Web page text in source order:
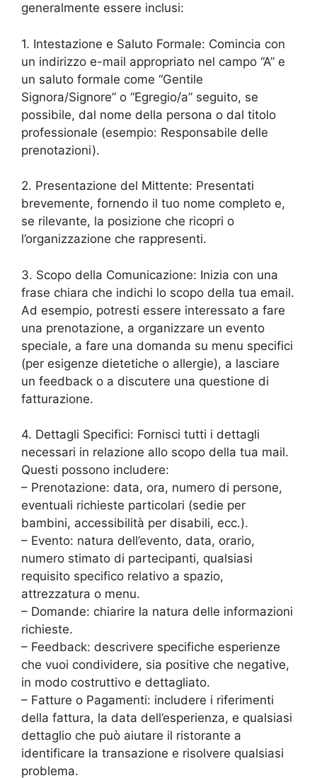
generalmente essere inclusi:
1. Intestazione e Saluto Formale: Comincia con
un indirizzo e-mail appropriato nel campo “A” e
un saluto formale come “Gentile
Signora/Signore” o “Egregio/a” seguito, se
possibile, dal nome della persona o dal titolo
professionale (esempio: Responsabile delle
prenotazioni).
2. Presentazione del Mittente: Presentati
brevemente, fornendo il tuo nome completo e,
se rilevante, la posizione che ricopri o
l’organizzazione che rappresenti.
3. Scopo della Comunicazione: Inizia con una
frase chiara che indichi lo scopo della tua email.
Ad esempio, potresti essere interessato a fare
una prenotazione, a organizzare un evento
speciale, a fare una domanda su menu specifici
(per esigenze dietetiche o allergie), a lasciare
un feedback o a discutere una questione di
fatturazione.
4. Dettagli Specifici: Fornisci tutti i dettagli
necessari in relazione allo scopo della tua mail.
Questi possono includere:
– Prenotazione: data, ora, numero di persone,
eventuali richieste particolari (sedie per
bambini, accessibilità per disabili, ecc.).
– Evento: natura dell’evento, data, orario,
numero stimato di partecipanti, qualsiasi
requisito specifico relativo a spazio,
attrezzatura o menu.
– Domande: chiarire la natura delle informazioni
richieste.
– Feedback: descrivere specifiche esperienze
che vuoi condividere, sia positive che negative,
in modo costruttivo e dettagliato.
– Fatture o Pagamenti: includere i riferimenti
della fattura, la data dell’esperienza, e qualsiasi
dettaglio che può aiutare il ristorante a
identificare la transazione e risolvere qualsiasi
problema.